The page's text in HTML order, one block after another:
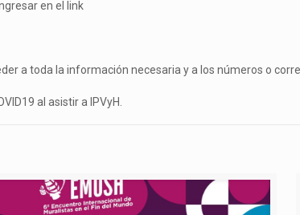
en el link
a toda la información necesaria y a los números o
al asistir a IPVyH.